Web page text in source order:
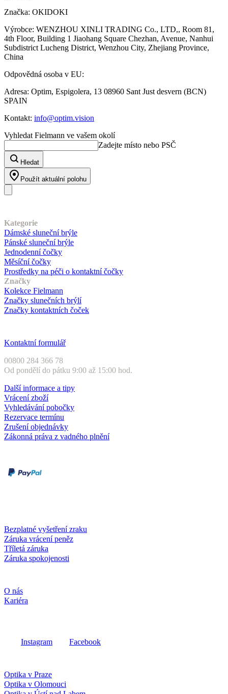
Značka: OKIDOKI
Výrobce: WENZHOU XINLI TRADING Co., LTD,, Room 81,
4th Floor, Building 1 Jiaohang Square Chezhan, Avenue, Nanhui
Subdistrict Lucheng District, Wenzhou City, Zhejiang Province,
China
Odpovědná osoba v EU:
Adresa: Optim, Espigolera, 13 08960 Sant Just desvern (BCN)
SPAIN
Kontakt: info@optim.vision
Vyhledat Fielmann ve vašem okolí
Zadejte místo nebo PSČ
Hledat
Použít aktuální polohu
Kategorie
Dámské sluneční brýle
Pánské sluneční brýle
Jednodenní čočky
Měsíční čočky
Prostředky na péči o kontaktní čočky
Značky
Kolekce Fielmann
Značky slunečních brýlí
Značky kontaktních čoček
Kontaktní formulář
00800 284 366 78
Od pondělí do pátku 9:00 až 15:00 hod.
Další informace a tipy
Vrácení zboží
Vyhledávání pobočky
Rezervace termínu
Zrušení objednávky
Zákonná práva z vadného plnění
Bezplatné vyšetření zraku
Záruka vrácení peněz
Tříletá záruka
Záruka spokojenosti
O nás
Kariéra
Instagram Facebook
Optika v Praze
Optika v Olomouci